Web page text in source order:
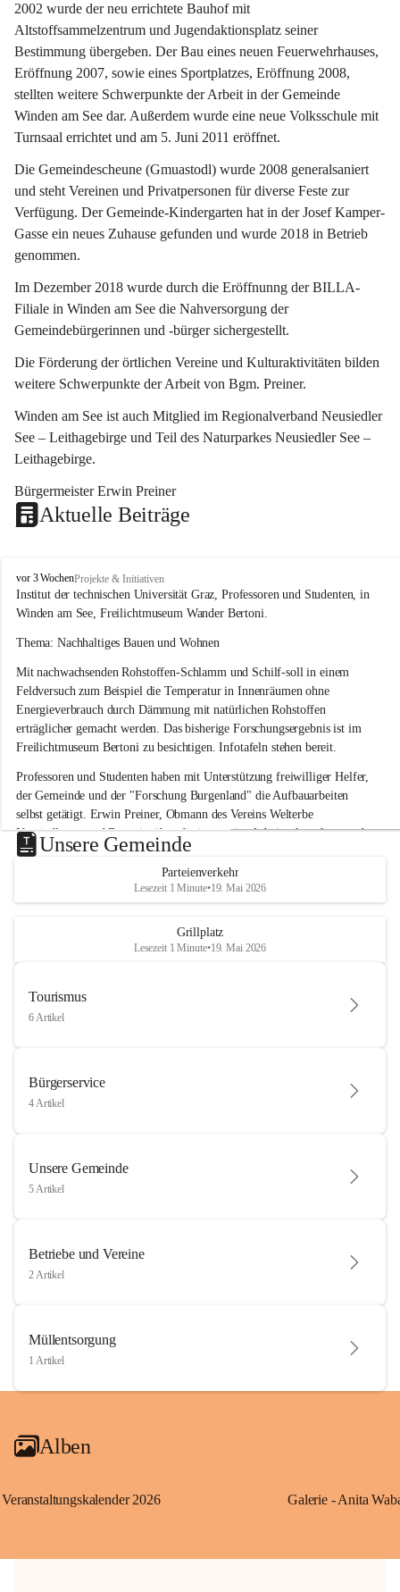
2002 wurde der neu errichtete Bauhof mit
Altstoffsammelzentrum und Jugendaktionsplatz seiner
Bestimmung übergeben. Der Bau eines neuen Feuerwehrhauses,
Eröffnung 2007, sowie eines Sportplatzes, Eröffnung 2008,
stellten weitere Schwerpunkte der Arbeit in der Gemeinde
Winden am See dar. Außerdem wurde eine neue Volksschule mit
Turnsaal errichtet und am 5. Juni 2011 eröffnet.
Die Gemeindescheune (Gmuastodl) wurde 2008 generalsaniert
und steht Vereinen und Privatpersonen für diverse Feste zur
Verfügung. Der Gemeinde-Kindergarten hat in der Josef Kamper-
Gasse ein neues Zuhause gefunden und wurde 2018 in Betrieb
genommen.
Im Dezember 2018 wurde durch die Eröffnunng der BILLA-
Filiale in Winden am See die Nahversorgung der
Gemeindebürgerinnen und -bürger sichergestellt.
Die Förderung der örtlichen Vereine und Kulturaktivitäten bilden
weitere Schwerpunkte der Arbeit von Bgm. Preiner.
Winden am See ist auch Mitglied im Regionalverband Neusiedler
See – Leithagebirge und Teil des Naturparkes Neusiedler See –
Leithagebirge.
Bürgermeister Erwin Preiner
Aktuelle Beiträge
W
i
n
e
a
m
S
e
e
vor 3 WochenProjekte & Initiativen
Institut der technischen Universität Graz, Professoren und Studenten, in
Winden am See, Freilichtmuseum Wander Bertoni.
Thema: Nachhaltiges Bauen und Wohnen
Mit nachwachsenden Rohstoffen-Schlamm und Schilf-soll in einem
Feldversuch zum Beispiel die Temperatur in Innenräumen ohne
Energieverbrauch durch Dämmung mit natürlichen Rohstoffen
erträglicher gemacht werden. Das bisherige Forschungsergebnis ist im
Freilichtmuseum Bertoni zu besichtigen. Infotafeln stehen bereit.
Professoren und Studenten haben mit Unterstützung freiwilliger Helfer,
der Gemeinde und der "Forschung Burgenland" die Aufbauarbeiten
selbst getätigt. Erwin Preiner, Obmann des Vereins Welterbe
Neusiedlersee und Bgm. ist über die innovative Arbeit sehr erfreut und
hofft auf baldige praktische Anwendung der Forschungsergebnisse.
Gerade in Zeiten des Klimawandels ist jede technologische Innovation
wichtig!
Unsere Gemeinde
Parteienverkehr
Lesezeit 1 Minute•19. Mai 2026
Grillplatz
Lesezeit 1 Minute•19. Mai 2026
Tourismus
6 Artikel
Bürgerservice
4 Artikel
Unsere Gemeinde
5 Artikel
Betriebe und Vereine
2 Artikel
Müllentsorgung
1 Artikel
Alben
Veranstaltungskalender 2026 Galerie - Anita